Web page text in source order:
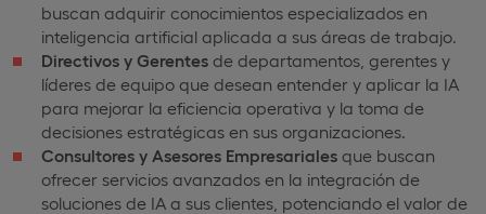
buscan adquirir conocimientos especializados en
inteligencia artificial aplicada a sus áreas de trabajo.
Directivos y Gerentes de departamentos, gerentes y
líderes de equipo que desean entender y aplicar la IA
para mejorar la eficiencia operativa y la toma de
decisiones estratégicas en sus organizaciones.
Consultores y Asesores Empresariales que buscan
ofrecer servicios avanzados en la integración de
soluciones de IA a sus clientes, potenciando el valor de